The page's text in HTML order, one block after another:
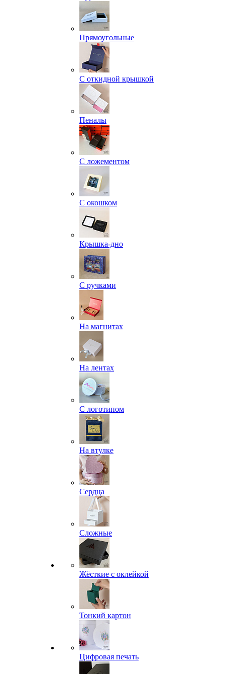
Прямоугольные
С откидной крышкой
Пеналы
С ложементом
С окошком
Крышка-дно
С ручками
На магнитах
На лентах
С логотипом
На втулке
Сердца
Сложные
Жёсткие с оклейкой
Тонкий картон
Цифровая печать